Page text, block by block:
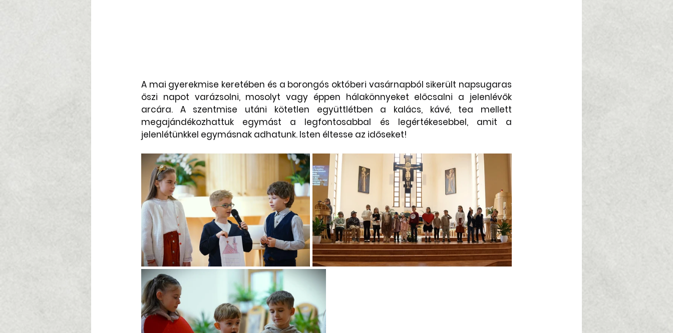
A mai gyerekmise keretében és a borongós októberi vasárnapból sikerült napsugaras
őszi napot varázsolni, mosolyt vagy éppen hálakönnyeket előcsalni a jelenlévők
arcára. A szentmise utáni kötetlen együttlétben a kalács, kávé, tea mellett
megajándékozhattuk egymást a legfontosabbal és legértékesebbel, amit a
jelenlétünkkel egymásnak adhatunk. Isten éltesse az időseket!